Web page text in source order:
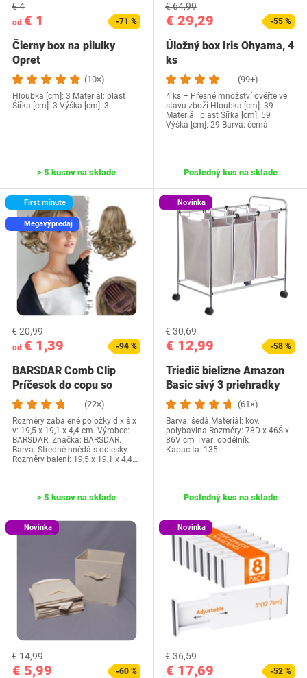
od € 1
€ 4
-71 %
Čierny box na pilulky
Opret
(10×)
Hloubka [cm]: 3 Materiál: plast
Šířka [cm]: 3 Výška [cm]: 3
> 5 kusov na sklade
€ 29,29
€ 64,99
-55 %
Úložný box Iris Ohyama, 4
ks
(99+)
4 ks – Přesné množství ověřte ve
stavu zboží Hloubka [cm]: 39
Materiál: plast Šířka [cm]: 59
Výška [cm]: 29 Barva: černá
Posledný kus na sklade
First minute
Megavýpredaj
od € 1,39
€ 20,99
-94 %
BARSDAR Comb Clip
Príčesok do copu so
sťahovacou šnúrkou,…
(22×)
Rozměry zabalené položky d x š x
v: 19,5 x 19,1 x 4,4 cm. Výrobce:
BARSDAR. Značka: BARSDAR.
Barva: Středně hnědá s odlesky.
Rozměry balení: 19,5 x 19,1 x 4,4…
> 5 kusov na sklade
Novinka
€ 12,99
€ 30,69
-58 %
Triedič bielizne Amazon
Basic sivý 3 priehradky
(61×)
Barva: šedá Materiál: kov,
polybavlna Rozměry: 78D x 46Š x
86V cm Tvar: obdélník
Kapacita: 135 l
Posledný kus na sklade
Novinka
€ 5,99
€ 14,99
-60 %
Novinka
€ 17,69
€ 36,59
-52 %